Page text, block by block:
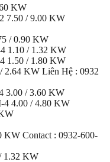
KW
7.50 / 9.00 KW
/ 0.90 KW
1.10 / 1.32 KW
1.50 / 1.80 KW
2.64 KW Liên Hệ : 0932
3.00 / 3.60 KW
4 4.00 / 4.80 KW
KW Contact : 0932-600-
1.32 KW